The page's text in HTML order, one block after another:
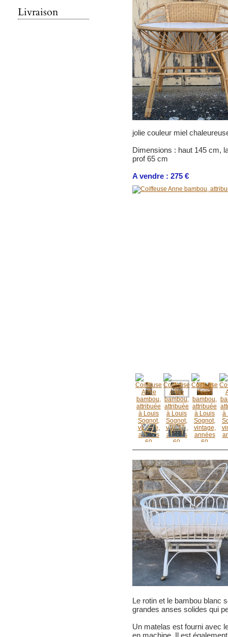
Livraison
jolie couleur miel
Dimensions : haut 145 cm,
prof 65 cm
A vendre : 275 €
Le rotin et le bambou blanc
grandes anses solides qui
Un matelas est fourni avec
en machine. Il est